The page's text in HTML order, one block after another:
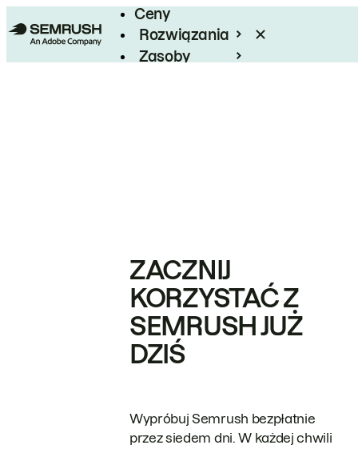
Ceny
Rozwiązania
Zasoby
ZACZNIJ
KORZYSTAĆ Z
SEMRUSH JUŻ
DZIŚ
Wypróbuj Semrush bezpłatnie
przez siedem dni. W każdej chwili